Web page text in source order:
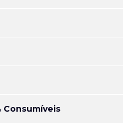
Consumíveis